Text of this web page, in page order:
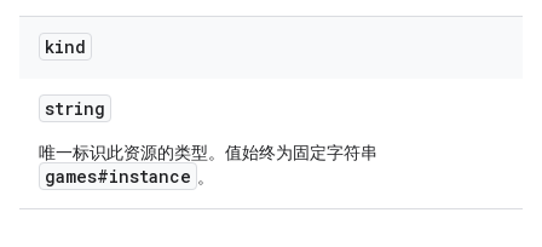
kind
string
唯一标识此资源的类型。值始终为固定字符串
games#instance 。